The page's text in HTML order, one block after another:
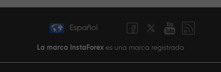
Español
La marca InstaForex es una marca registrada